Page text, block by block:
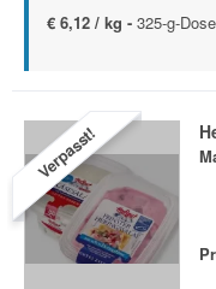
€ 6,12 / kg - 325-g-Dose
Verpasst!